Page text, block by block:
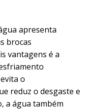
apresenta
brocas
vantagens é a
o
reduz o desgaste e
a água também